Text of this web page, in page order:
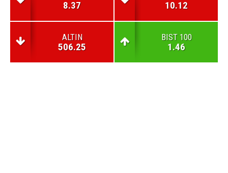
8.37 10.12
ALTIN
506.25
BIST 100
1.46